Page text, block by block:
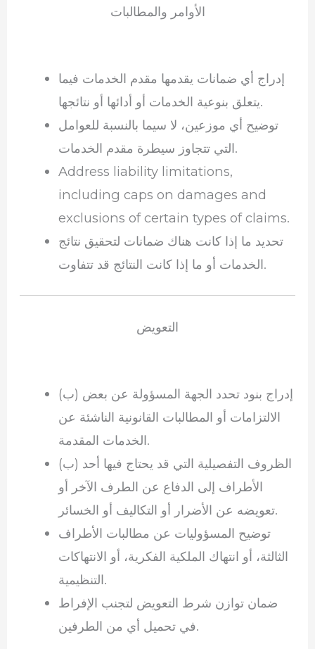
الأوامر والمطالبات
إدراج أي ضمانات يقدمها مقدم الخدمات فيما
يتعلق بنوعية الخدمات أو أدائها أو نتائجها.
توضيح أي موزعين، لا سيما بالنسبة للعوامل
التي تتجاوز سيطرة مقدم الخدمات.
Address liability limitations,
including caps on damages and
exclusions of certain types of claims.
تحديد ما إذا كانت هناك ضمانات لتحقيق نتائج
الخدمات أو ما إذا كانت النتائج قد تتفاوت.
التعويض
(ب) إدراج بنود تحدد الجهة المسؤولة عن بعض
الالتزامات أو المطالبات القانونية الناشئة عن
الخدمات المقدمة.
(ب) الظروف التفصيلية التي قد يحتاج فيها أحد
الأطراف إلى الدفاع عن الطرف الآخر أو
تعويضه عن الأضرار أو التكاليف أو الخسائر.
توضيح المسؤوليات عن مطالبات الأطراف
الثالثة، أو انتهاك الملكية الفكرية، أو الانتهاكات
التنظيمية.
ضمان توازن شرط التعويض لتجنب الإفراط
في تحميل أي من الطرفين.